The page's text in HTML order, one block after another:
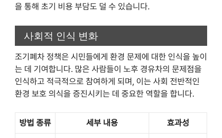
을 통해 초기 비용 부담도 덜 수 있습니다.
사회적 인식 변화
조기폐차 정책은 시민들에게 환경 문제에 대한 인식을 높이
는 데 기여합니다. 많은 사람들이 노후 경유차의 문제점을
인식하고 적극적으로 참여하게 되며, 이는 사회 전반적인
환경 보호 의식을 증진시키는 데 중요한 역할을 합니다.
방법 종류 세부 내용 효과성